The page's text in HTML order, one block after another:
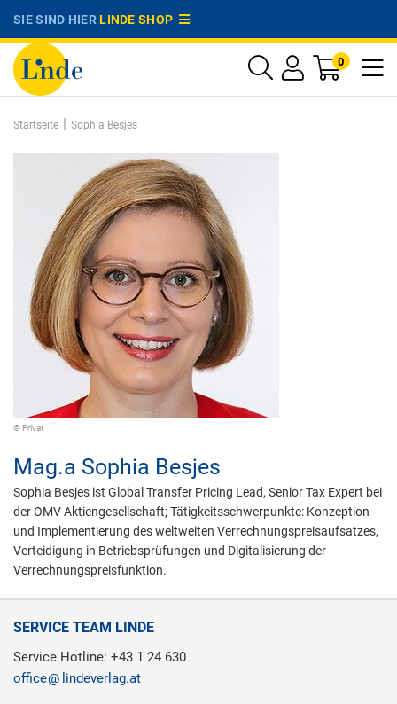
SIE SIND HIERLINDE SHOP
0
Startseite | Sophia Besjes
© Privat
Mag.a Sophia Besjes
Sophia Besjes ist Global Transfer Pricing Lead, Senior Tax Expert bei
der OMV Aktiengesellschaft; Tätigkeitsschwerpunkte: Konzeption
und Implementierung des weltweiten Verrechnungspreisaufsatzes,
Verteidigung in Betriebsprüfungen und Digitalisierung der
Verrechnungspreisfunktion.
SERVICE TEAM LINDE
Service Hotline: +43 1 24 630
office
lindeverlag.at